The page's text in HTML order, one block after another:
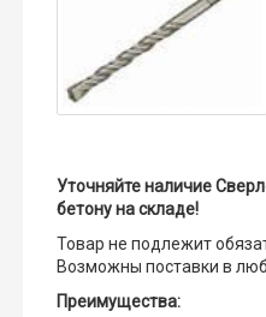
Уточняйте наличие
бетону на складе!
Товар не подлежит
Возможны поставки в
Преимущества: